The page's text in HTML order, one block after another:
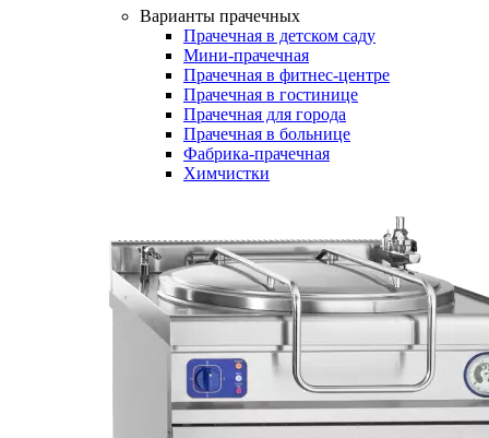
Варианты прачечных
Прачечная в детском саду
Мини-прачечная
Прачечная в фитнес-центре
Прачечная в гостинице
Прачечная для города
Прачечная в больнице
Фабрика-прачечная
Химчистки